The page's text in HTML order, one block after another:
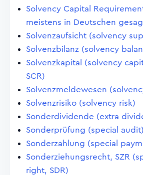
Solvency Capital
meistens in Deutschen
Solvenzaufsicht (solvency
Solvenzbilanz (solvency
Solvenzkapital (solvency
SCR)
Solvenzmeldewesen
Solvenzrisiko (solvency risk)
Sonderdividende (extra
Sonderprüfung (special audit)
Sonderzahlung (special
Sonderziehungsrecht, SZR
right, SDR)